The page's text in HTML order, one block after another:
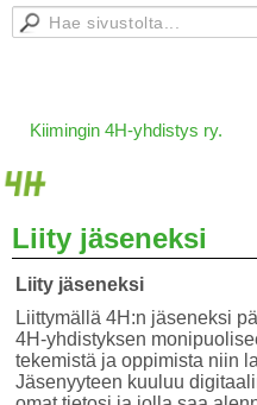
Kiimingin 4H-yhdistys ry.
Liity jäseneksi
Liity jäseneksi
Liittymällä 4H:n jäseneksi
4H-yhdistyksen
tekemistä ja oppimista niin
Jäsenyyteen kuuluu